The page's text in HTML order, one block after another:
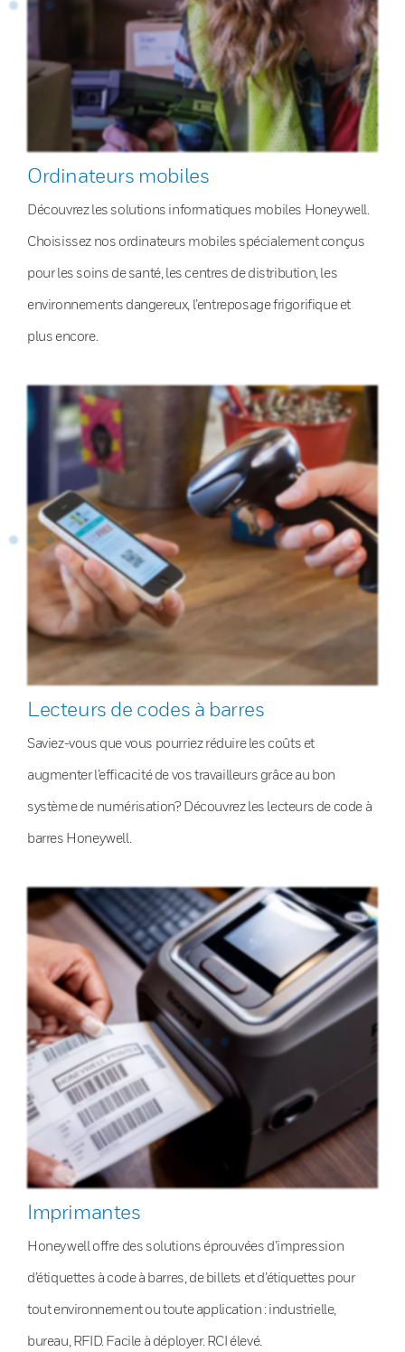
Ordinateurs mobiles
Découvrez les solutions informatiques mobiles Honeywell.
Choisissez nos ordinateurs mobiles spécialement conçus
pour les soins de santé, les centres de distribution, les
environnements dangereux, l’entreposage frigorifique et
plus encore.
Lecteurs de codes à barres
Saviez-vous que vous pourriez réduire les coûts et
augmenter l’efficacité de vos travailleurs grâce au bon
système de numérisation? Découvrez les lecteurs de code à
barres Honeywell.
Imprimantes
Honeywell offre des solutions éprouvées d’impression
d’étiquettes à code à barres, de billets et d’étiquettes pour
tout environnement ou toute application : industrielle,
bureau, RFID. Facile à déployer. RCI élevé.